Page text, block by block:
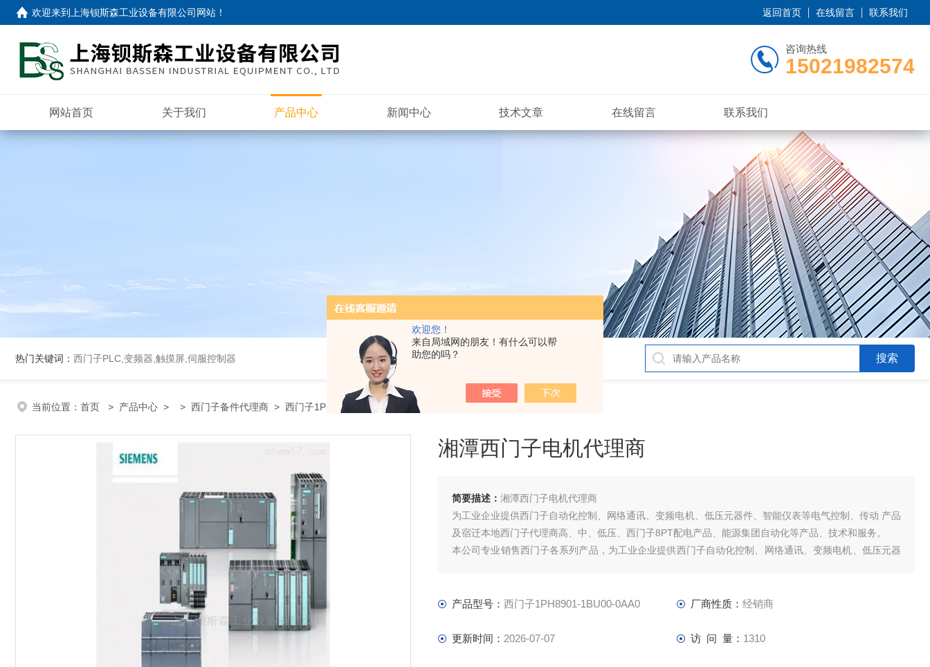
欢迎您！
来自局域网的朋友！有什么可以帮
助您的吗？
欢迎来到 上海钡斯森工业设备有限公司网站 ！ 返回首页 在线留言 联系我们
咨询热线
15021982574
网站首页 关于我们 产品中心 新闻中心 技术文章 在线留言 联系我们
热门关键词： 西门子PLC,变频器,触摸屏,伺服控制器
当前位置： 首页 > 产品中心 > > 西门子备件代理商 > 西门子1PH8901-1BU00-0AA0湘潭西门子电机代理商
湘潭西门子电机代理商
简要描述： 湘潭西门子电机代理商
为工业企业提供西门子自动化控制、网络通讯、变频电机、低压元器件、智能仪表等电气控制、传动 产品
及宿迁本地西门子代理商高、中、低压、西门子8PT配电产品、能源集团自动化等产品、技术和服务。
本公司专业销售西门子各系列产品，为工业企业提供西门子自动化控制、网络通讯、变频电机、低压元器
产品型号： 西门子1PH8901-1BU00-0AA0 厂商性质： 经销商
更新时间： 2026-07-07 访 问 量： 1310